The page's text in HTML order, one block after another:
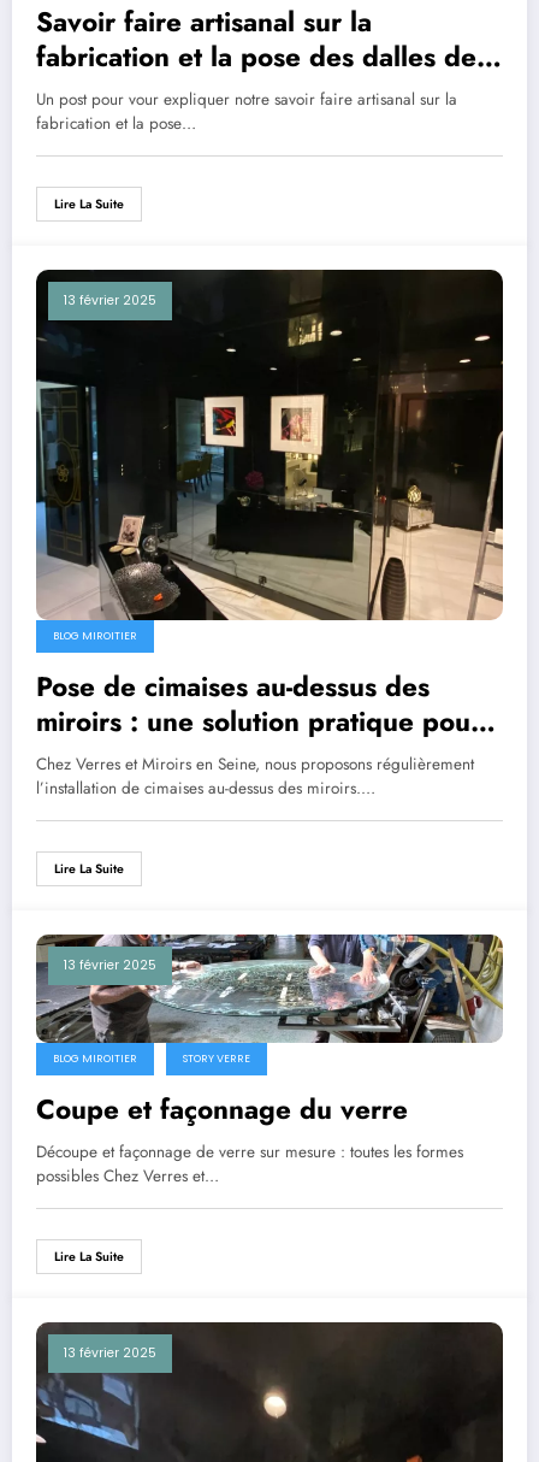
Savoir faire artisanal sur la
fabrication et la pose des dalles de
sol
Un post pour vour expliquer notre savoir faire artisanal sur la
fabrication et la pose…
Lire La Suite
13 février 2025
BLOG MIROITIER
Pose de cimaises au-dessus des
miroirs : une solution pratique pour
accrocher vos tableaux
Chez Verres et Miroirs en Seine, nous proposons régulièrement
l’installation de cimaises au-dessus des miroirs.…
Lire La Suite
13 février 2025
BLOG MIROITIER STORY VERRE
Coupe et façonnage du verre
Découpe et façonnage de verre sur mesure : toutes les formes
possibles Chez Verres et…
Lire La Suite
13 février 2025